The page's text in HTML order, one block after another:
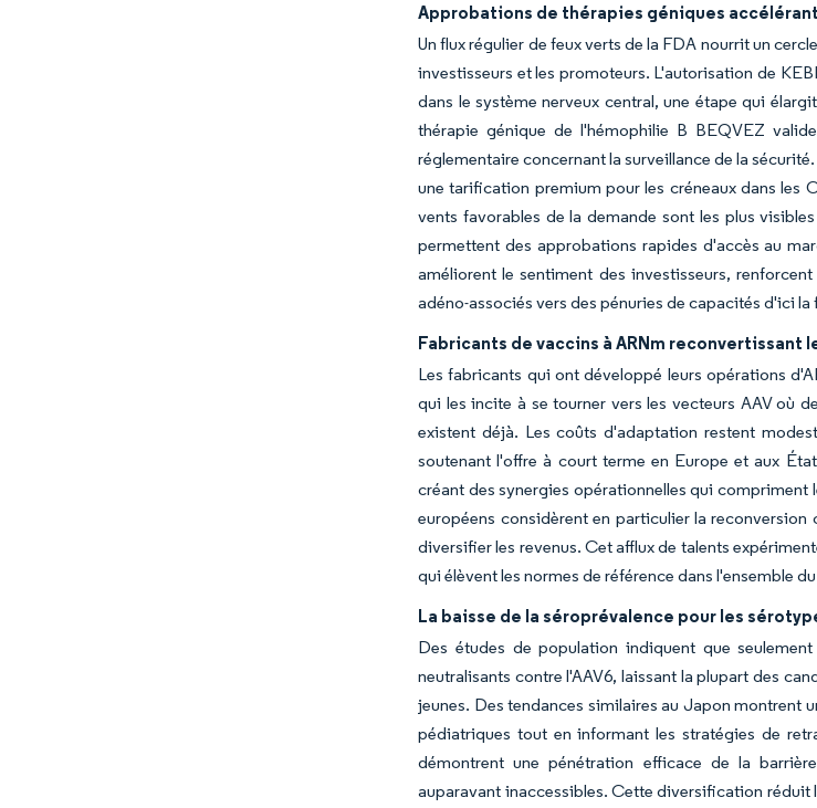
Approbations de thérapies géniques
Un flux régulier de feux verts de la FDA nourrit un
investisseurs et les promoteurs. L'autorisation de
dans le système nerveux central, une étape qui
thérapie génique de l'hémophilie B BEQVEZ
réglementaire concernant la surveillance de la
une tarification premium pour les créneaux dans les
vents favorables de la demande sont les plus
permettent des approbations rapides d'accès au
améliorent le sentiment des investisseurs,
adéno-associés vers des pénuries de capacités d'ici la
Fabricants de vaccins à ARNm reconvertissant
Les fabricants qui ont développé leurs opérations
qui les incite à se tourner vers les vecteurs AAV où
existent déjà. Les coûts d'adaptation restent
soutenant l'offre à court terme en Europe et aux
créant des synergies opérationnelles qui
européens considèrent en particulier la
diversifier les revenus. Cet afflux de talents
qui élèvent les normes de référence dans l'ensemble
La baisse de la séroprévalence pour les
Des études de population indiquent que
neutralisants contre l'AAV6, laissant la plupart des
jeunes. Des tendances similaires au Japon montrent
pédiatriques tout en informant les stratégies de
démontrent une pénétration efficace de la
auparavant inaccessibles. Cette diversification réduit